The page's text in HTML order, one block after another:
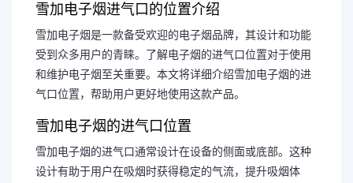
雪加电子烟进气口的位置介绍
雪加电子烟是一款备受欢迎的电子烟品牌，其设计和功能
受到众多用户的青睐。了解电子烟的进气口位置对于使用
和维护电子烟至关重要。本文将详细介绍雪加电子烟的进
气口位置，帮助用户更好地使用这款产品。
雪加电子烟的进气口位置
雪加电子烟的进气口通常设计在设备的侧面或底部。这种
设计有助于用户在吸烟时获得稳定的气流，提升吸烟体